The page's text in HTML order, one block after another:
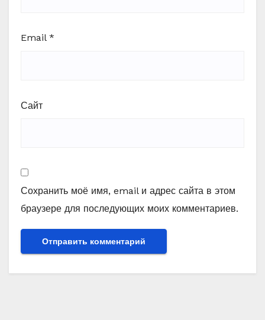
Email *
Сайт
Сохранить моё имя, email и адрес сайта в этом
браузере для последующих моих комментариев.